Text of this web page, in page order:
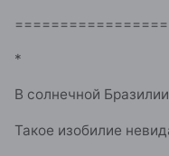
*
В солнечной
Такое изобилие